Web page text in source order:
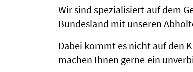
Wir sind spezialisiert auf dem
Bundesland mit unseren
Dabei kommt es nicht auf den
machen Ihnen gerne ein